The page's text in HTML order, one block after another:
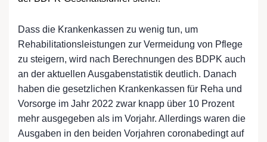
Dass die Krankenkassen zu wenig tun, um
Rehabilitationsleistungen zur Vermeidung von Pflege
zu steigern, wird nach Berechnungen des BDPK auch
an der aktuellen Ausgabenstatistik deutlich. Danach
haben die gesetzlichen Krankenkassen für Reha und
Vorsorge im Jahr 2022 zwar knapp über 10 Prozent
mehr ausgegeben als im Vorjahr. Allerdings waren die
Ausgaben in den beiden Vorjahren coronabedingt auf